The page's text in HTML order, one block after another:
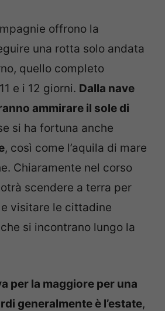
offrono la
una rotta solo andata
quello completo
e i 12 giorni. Dalla nave
ammirare il sole di
si ha fortuna anche
, così come l’aquila di mare
Chiaramente nel corso
scendere a terra per
visitare le cittadine
si incontrano lungo la
per la maggiore per una
generalmente è l’estate,